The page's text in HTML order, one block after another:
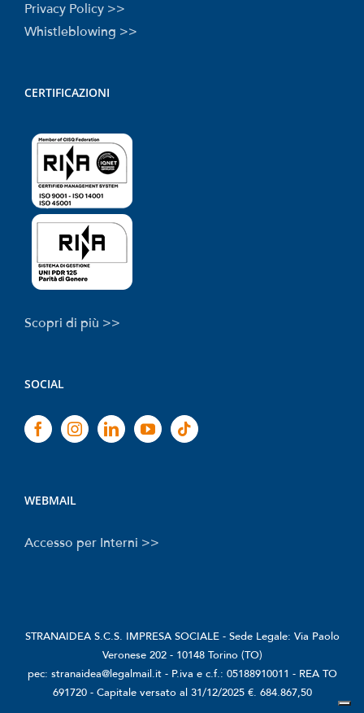
Privacy Policy >>
Whistleblowing >>
CERTIFICAZIONI
Scopri di più >>
SOCIAL
WEBMAIL
Accesso per Interni >>
STRANAIDEA S.C.S. IMPRESA SOCIALE - Sede Legale: Via Paolo
Veronese 202 - 10148 Torino (TO)
pec: stranaidea@legalmail.it - P.iva e c.f.: 05188910011 - REA TO
691720 - Capitale versato al 31/12/2025 €. 684.867,50